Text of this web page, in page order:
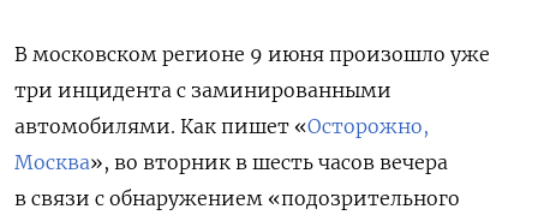
В московском регионе 9 июня произошло уже
три инцидента с заминированными
автомобилями. Как пишет «Осторожно,
Москва», во вторник в шесть часов вечера
в связи с обнаружением «подозрительного